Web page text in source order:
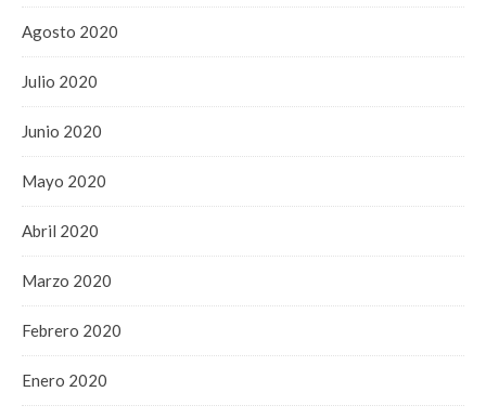
Agosto 2020
Julio 2020
Junio 2020
Mayo 2020
Abril 2020
Marzo 2020
Febrero 2020
Enero 2020